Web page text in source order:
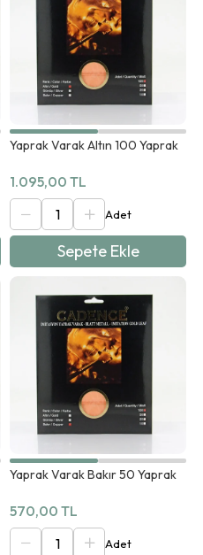
Yaprak Varak Altın 100 Yaprak
1.095,00 TL
Sepete Ekle
Yaprak Varak Bakır 50 Yaprak
570,00 TL